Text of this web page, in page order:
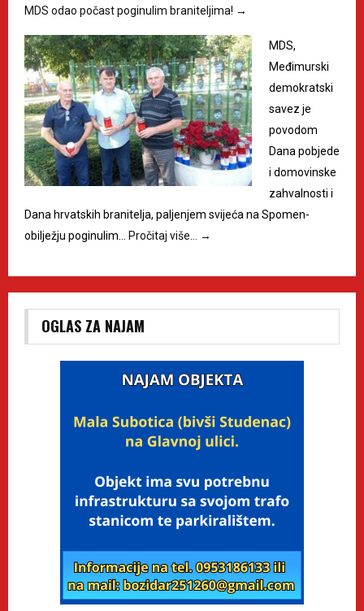
MDS odao počast poginulim braniteljima! →
MDS,
Međimurski
demokratski
savez je
povodom
Dana pobjede
i domovinske
zahvalnosti i
Dana hrvatskih branitelja, paljenjem svijeća na Spomen-
obilježju poginulim…
Pročitaj više… →
OGLAS ZA NAJAM